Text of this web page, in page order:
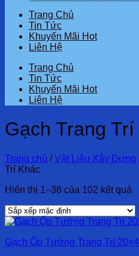
Trang Chủ
Tin Tức
Khuyến Mãi Hot
Liên Hệ
Trang Chủ
Tin Tức
Khuyến Mãi Hot
Liên Hệ
Gạch Trang Trí
Trang chủ / Vật Liệu Xây Dựng
Trí Khác
Hiển thị 1–36 của 102 kết quả
Gạch Ốp Tường Trang Trí